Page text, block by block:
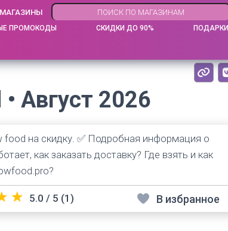
МАГАЗИНЫ
ПРОМОКОДЫ СКИДКИ ДО 90% ПОДАРКИ
Август 2026
на скидку. ✅ Подробная информация о
как заказать доставку? Где взять и как
★ 5.0 / 5 (1) В избранное